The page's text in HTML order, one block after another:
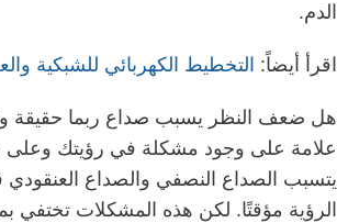
الدم.
اقرأ أيضاً: التخطيط الكهربائي للشبكية
هل ضعف النظر يسبب صداع ربما حقيقة
علامة على وجود مشكلة في رؤيتك وعلى
يتسبب الصداع النصفي والصداع
الرؤية مؤقتًا. لكن هذه المشكلات تختفي